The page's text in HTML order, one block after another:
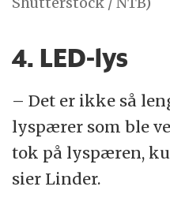
4. LED-lys
– Det er ikke så
lyspærer som ble
tok på lyspæren,
sier Linder.